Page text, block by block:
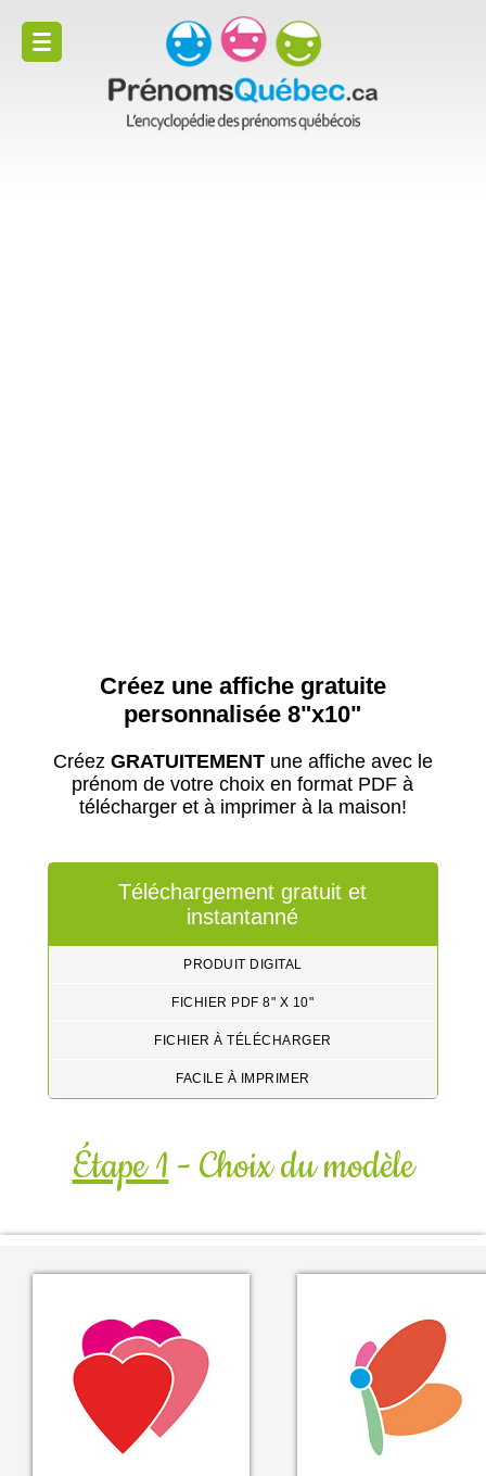
Créez une affiche gratuite
personnalisée 8"x10"
Créez GRATUITEMENTune affiche avec le
prénom de votre choix en format PDF à
télécharger et à imprimer à la maison!
Téléchargement gratuit et
instantanné
PRODUIT DIGITAL
FICHIER PDF 8" X 10"
FICHIER À TÉLÉCHARGER
FACILE À IMPRIMER
Étape 1- Choix du modèle